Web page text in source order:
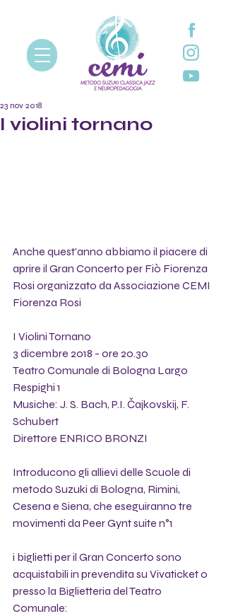
I violini tornano
23 nov 2018
Anche quest'anno abbiamo il piacere di
aprire il Gran Concerto per Fiò Fiorenza
Rosi organizzato da Associazione CEMI
Fiorenza Rosi
I Violini Tornano
3 dicembre 2018 - ore 20.30
Teatro Comunale di Bologna Largo
Respighi 1
Musiche: J. S. Bach, P.I. Čajkovskij, F.
Schubert
Direttore ENRICO BRONZI
Introducono gli allievi delle Scuole di
metodo Suzuki di Bologna, Rimini,
Cesena e Siena, che eseguiranno tre
movimenti da Peer Gynt suite n°1
i biglietti per il Gran Concerto sono
acquistabili in prevendita su Vivaticket o
presso la Biglietteria del Teatro
Comunale: